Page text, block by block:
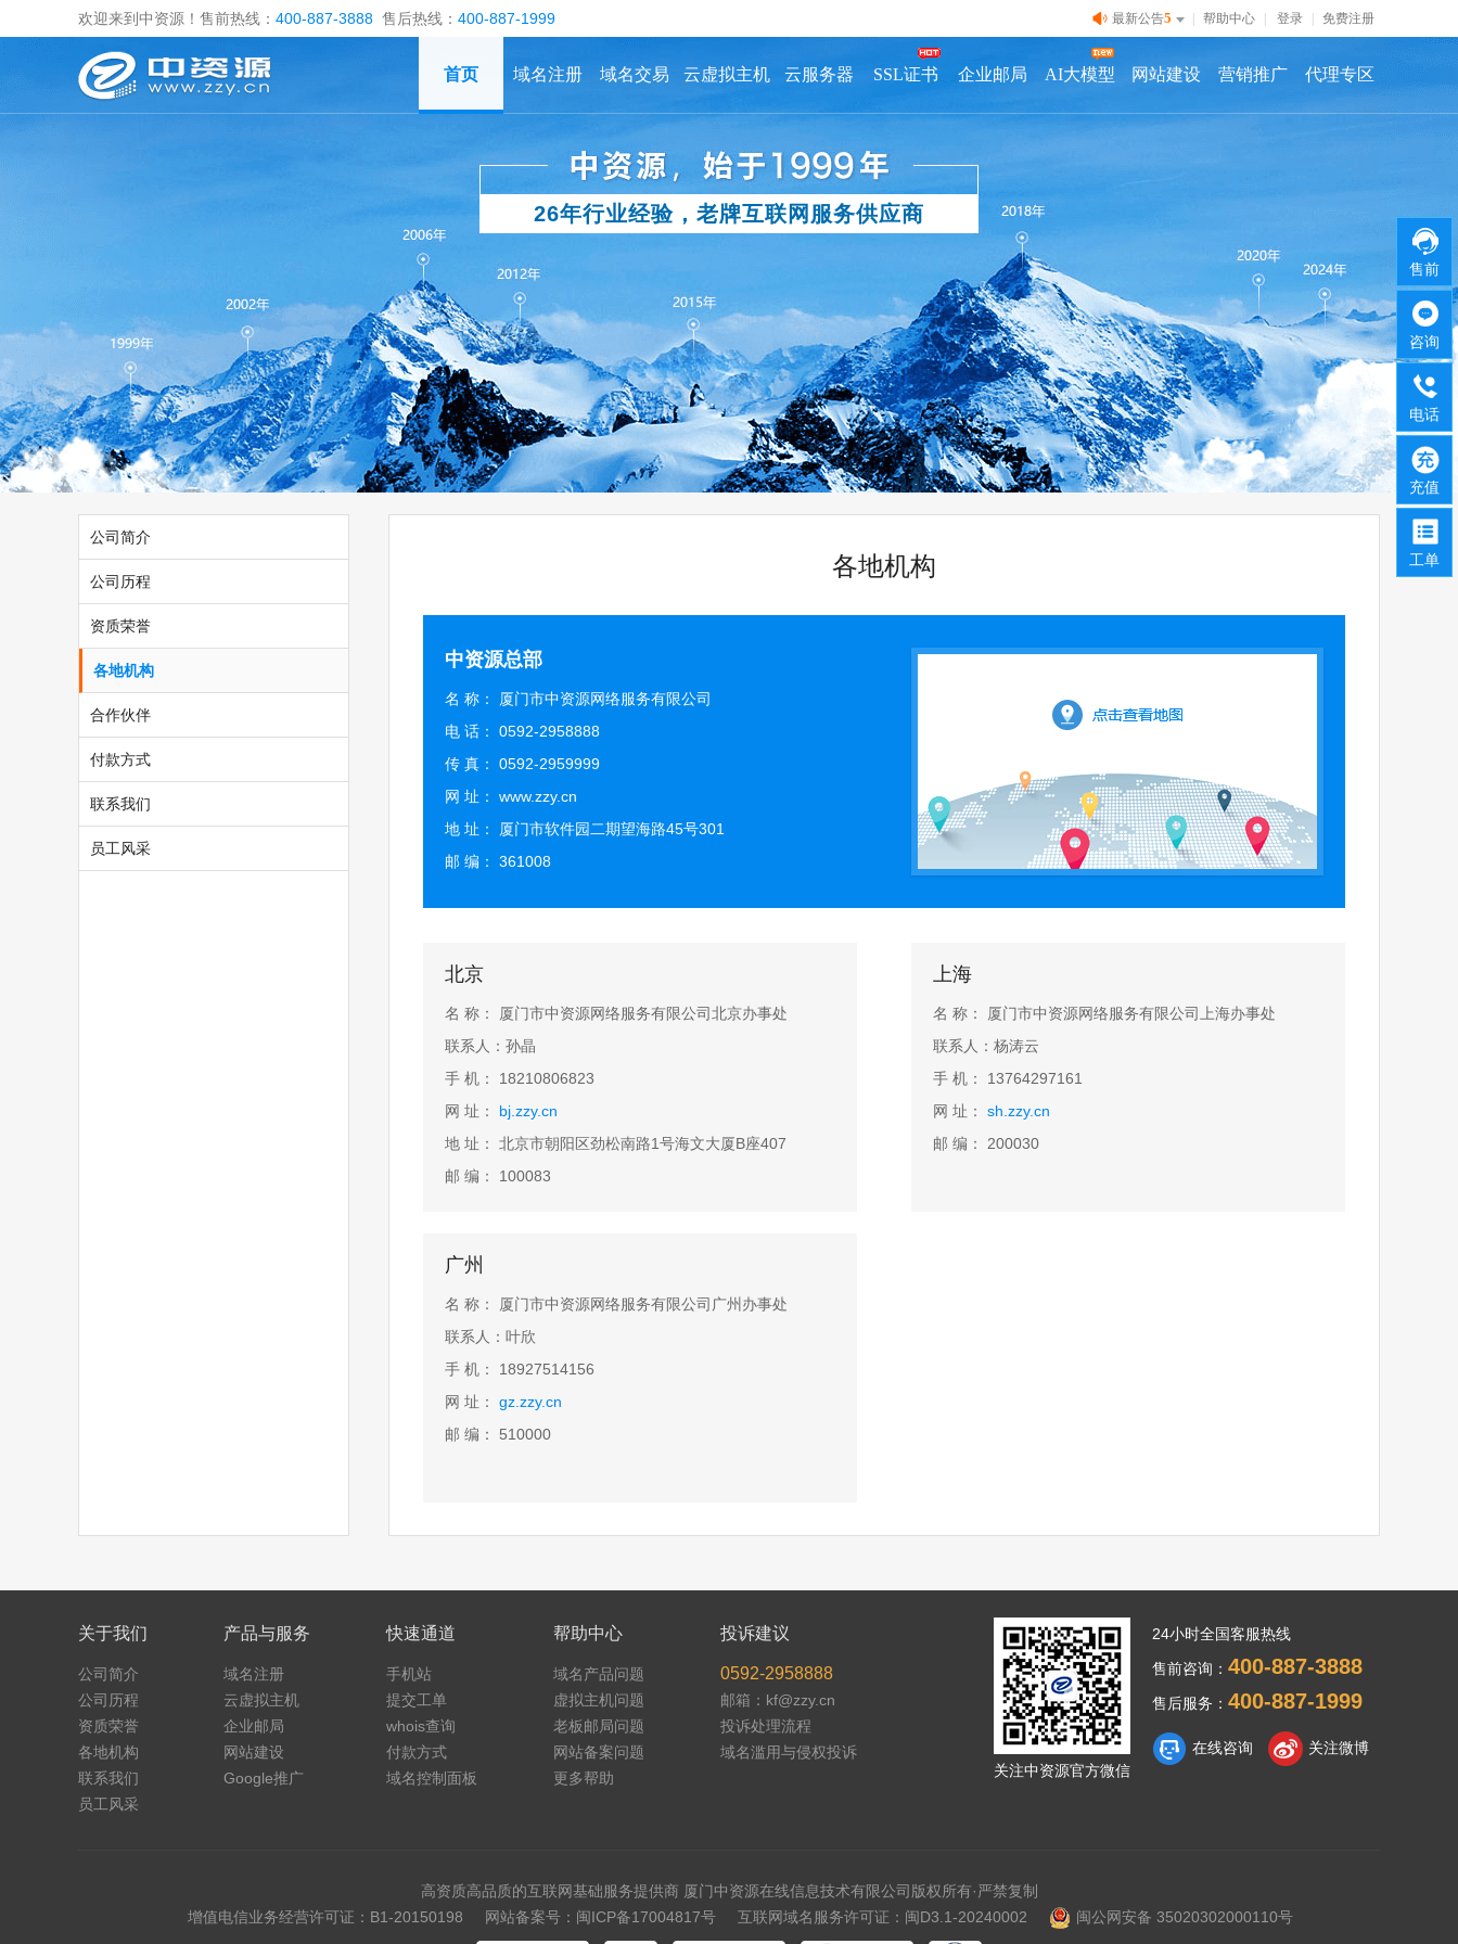
售前
咨询
电话
充值
工单
欢迎来到中资源！售前热线： 400-887-3888 售后热线： 400-887-1999 登录 免费注册
最新公告5 帮助中心
代理专区
营销推广
网站建设
AI大模型
企业邮局
SSL证书
云服务器
云虚拟主机
域名交易
域名注册
首页
26年行业经验，老牌互联网服务供应商
公司简介
公司历程
资质荣誉
各地机构
合作伙伴
付款方式
联系我们
员工风采
各地机构
中资源总部
名 称： 厦门市中资源网络服务有限公司
电 话： 0592-2958888
传 真： 0592-2959999
网 址： www.zzy.cn
地 址： 厦门市软件园二期望海路45号301
邮 编： 361008
北京
名 称： 厦门市中资源网络服务有限公司北京办事处
联系人：孙晶
手 机： 18210806823
网 址： bj.zzy.cn
地 址： 北京市朝阳区劲松南路1号海文大厦B座407
邮 编： 100083
上海
名 称： 厦门市中资源网络服务有限公司上海办事处
联系人：杨涛云
手 机： 13764297161
网 址： sh.zzy.cn
邮 编： 200030
广州
名 称： 厦门市中资源网络服务有限公司广州办事处
联系人：叶欣
手 机： 18927514156
网 址： gz.zzy.cn
邮 编： 510000
关于我们
公司简介
公司历程
资质荣誉
各地机构
联系我们
员工风采
产品与服务
域名注册
云虚拟主机
企业邮局
网站建设
Google推广
快速通道
手机站
提交工单
whois查询
付款方式
域名控制面板
帮助中心
域名产品问题
虚拟主机问题
老板邮局问题
网站备案问题
更多帮助
投诉建议
0592-2958888
邮箱：kf@zzy.cn
投诉处理流程
域名滥用与侵权投诉
关注中资源官方微信
24小时全国客服热线
售前咨询： 400-887-3888
售后服务： 400-887-1999
在线咨询 关注微博
高资质高品质的互联网基础服务提供商 厦门中资源在线信息技术有限公司版权所有·严禁复制
增值电信业务经营许可证：B1-20150198
网站备案号：闽ICP备17004817号 互联网域名服务许可证：闽D3.1-20240002 闽公网安备 35020302000110号